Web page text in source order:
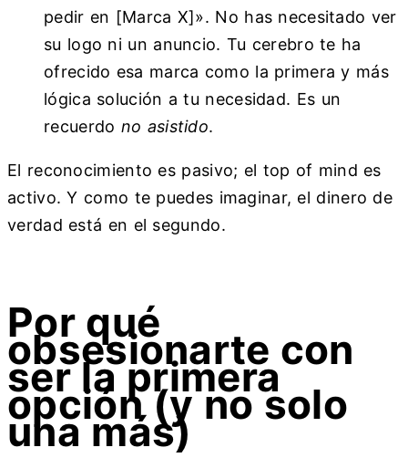
pedir en [Marca X]». No has necesitado ver
su logo ni un anuncio. Tu cerebro te ha
ofrecido esa marca como la primera y más
lógica solución a tu necesidad. Es un
recuerdo no asistido.
El reconocimiento es pasivo; el top of mind es
activo. Y como te puedes imaginar, el dinero de
verdad está en el segundo.
Por qué
obsesionarte con
ser la primera
opción (y no solo
una más)